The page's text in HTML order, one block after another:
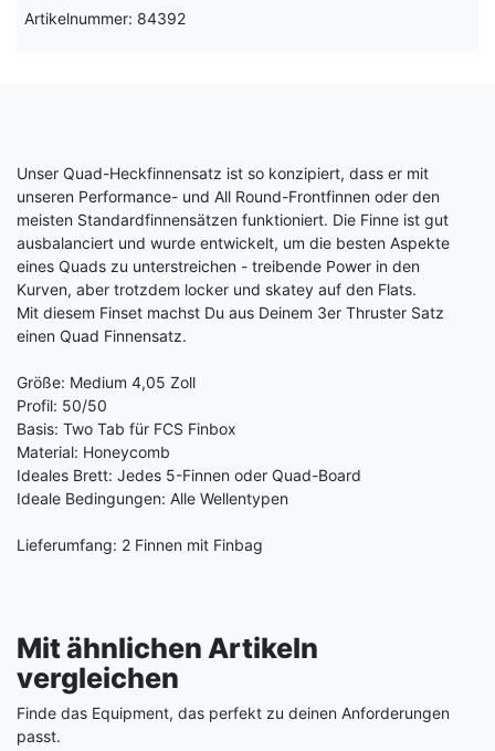
Artikelnummer: 84392
Unser Quad-Heckfinnensatz ist so konzipiert, dass er mit
unseren Performance- und All Round-Frontfinnen oder den
meisten Standardfinnensätzen funktioniert. Die Finne ist gut
ausbalanciert und wurde entwickelt, um die besten Aspekte
eines Quads zu unterstreichen - treibende Power in den
Kurven, aber trotzdem locker und skatey auf den Flats.
Mit diesem Finset machst Du aus Deinem 3er Thruster Satz
einen Quad Finnensatz.
Größe: Medium 4,05 Zoll
Profil: 50/50
Basis: Two Tab für FCS Finbox
Material: Honeycomb
Ideales Brett: Jedes 5-Finnen oder Quad-Board
Ideale Bedingungen: Alle Wellentypen
Lieferumfang: 2 Finnen mit Finbag
Mit ähnlichen Artikeln
vergleichen
Finde das Equipment, das perfekt zu deinen Anforderungen
passt.